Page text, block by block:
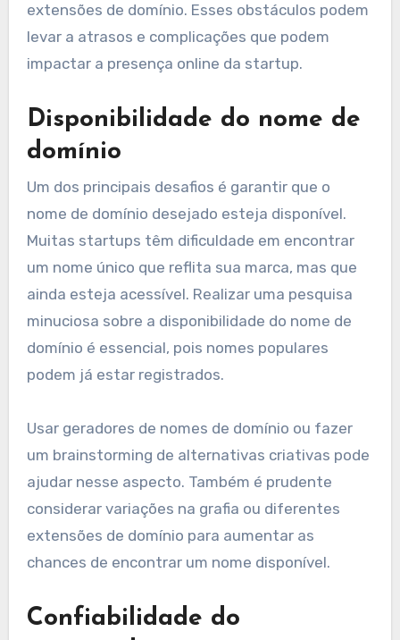
extensões de domínio. Esses obstáculos podem
levar a atrasos e complicações que podem
impactar a presença online da startup.
Disponibilidade do nome de
domínio
Um dos principais desafios é garantir que o
nome de domínio desejado esteja disponível.
Muitas startups têm dificuldade em encontrar
um nome único que reflita sua marca, mas que
ainda esteja acessível. Realizar uma pesquisa
minuciosa sobre a disponibilidade do nome de
domínio é essencial, pois nomes populares
podem já estar registrados.
Usar geradores de nomes de domínio ou fazer
um brainstorming de alternativas criativas pode
ajudar nesse aspecto. Também é prudente
considerar variações na grafia ou diferentes
extensões de domínio para aumentar as
chances de encontrar um nome disponível.
Confiabilidade do